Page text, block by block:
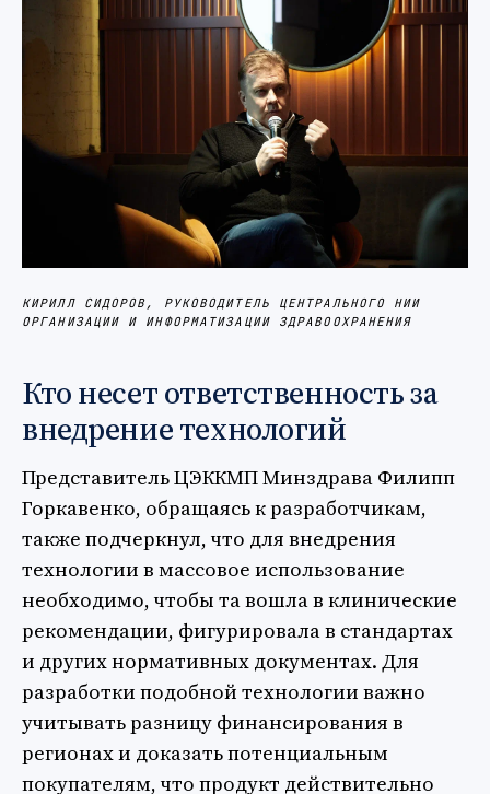
КИРИЛЛ СИДОРОВ, РУКОВОДИТЕЛЬ ЦЕНТРАЛЬНОГО НИИ
ОРГАНИЗАЦИИ И ИНФОРМАТИЗАЦИИ ЗДРАВООХРАНЕНИЯ
Кто несет ответственность за
внедрение технологий
Представитель ЦЭККМП Минздрава Филипп
Горкавенко, обращаясь к разработчикам,
также подчеркнул, что для внедрения
технологии в массовое использование
необходимо, чтобы та вошла в клинические
рекомендации, фигурировала в стандартах
и других нормативных документах. Для
разработки подобной технологии важно
учитывать разницу финансирования в
регионах и доказать потенциальным
покупателям, что продукт действительно